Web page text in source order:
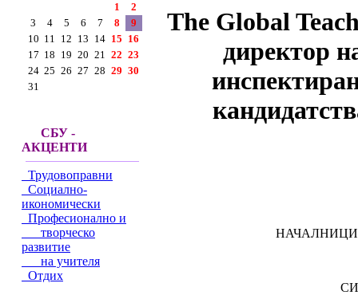
1
2
3
4 5 6 7 8
9
10 11 12 13 14 15 16
17 18 19 20 21 22 23
24 25 26 27 28 29 30
31
СБУ -
АКЦЕНТИ
Трудовоправни
Социално-
икономически
Професионално и
творческо
развитие
на учителя
Отдих
The Global
директор